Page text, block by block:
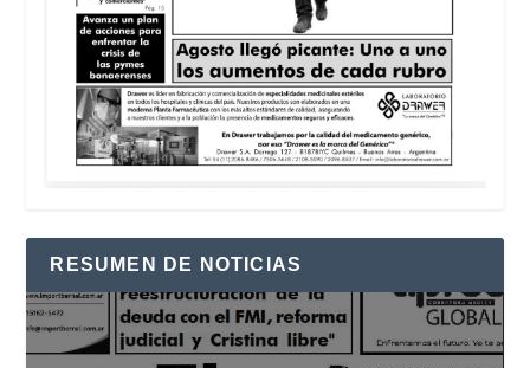
RESUMEN DE NOTICIAS
Reproductor
de
vídeo